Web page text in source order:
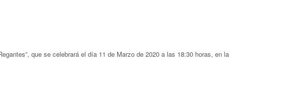
que se celebrará el día 11 de Marzo de 2020 a las 18:30 horas, en la